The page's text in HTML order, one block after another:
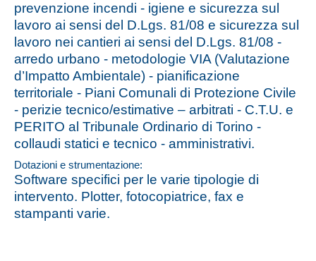
prevenzione incendi - igiene e sicurezza sul
lavoro ai sensi del D.Lgs. 81/08 e sicurezza sul
lavoro nei cantieri ai sensi del D.Lgs. 81/08 -
arredo urbano - metodologie VIA (Valutazione
d’Impatto Ambientale) - pianificazione
territoriale - Piani Comunali di Protezione Civile
- perizie tecnico/estimative – arbitrati - C.T.U. e
PERITO al Tribunale Ordinario di Torino -
collaudi statici e tecnico - amministrativi.
Dotazioni e strumentazione:
Software specifici per le varie tipologie di
intervento. Plotter, fotocopiatrice, fax e
stampanti varie.